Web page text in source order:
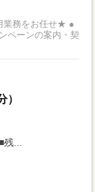
務をお任せ★ ●
ペーンの案内・契
）
...